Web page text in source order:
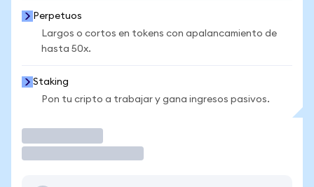
Perpetuos
Largos o cortos en tokens con apalancamiento de
hasta 50x.
Staking
Pon tu cripto a trabajar y gana ingresos pasivos.